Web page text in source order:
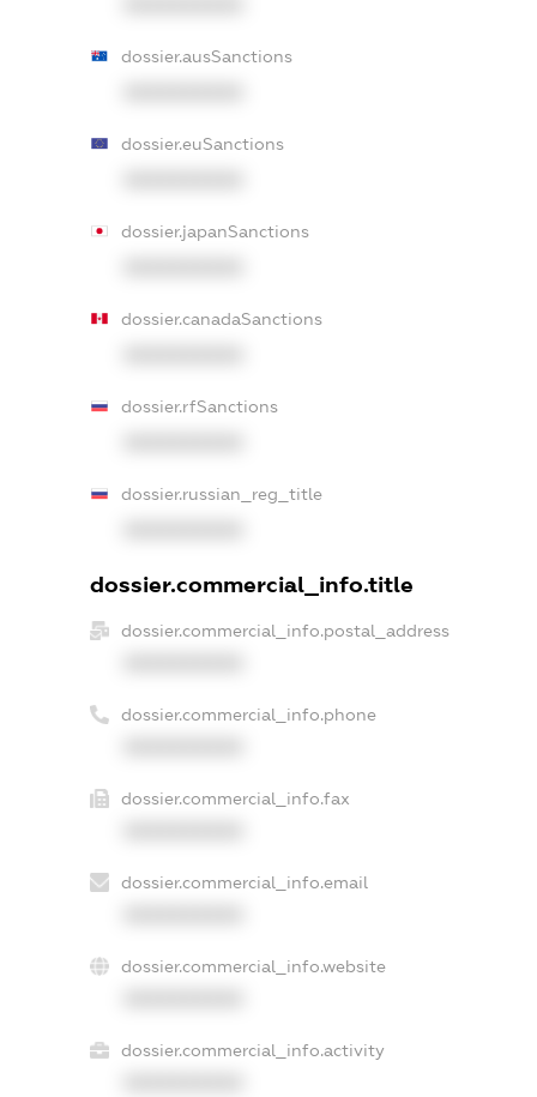
dossier.ausSanctions
dossier.euSanctions
dossier.japanSanctions
dossier.canadaSanctions
dossier.rfSanctions
dossier.russian_reg_title
dossier.commercial_info.title
dossier.commercial_info.postal_address
dossier.commercial_info.phone
dossier.commercial_info.fax
dossier.commercial_info.email
dossier.commercial_info.website
dossier.commercial_info.activity